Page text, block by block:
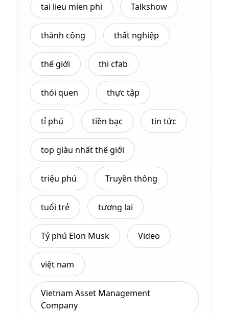
tai lieu mien phi Talkshow
thành công thất nghiệp
thế giới thi cfab
thói quen thực tập
tỉ phú tiền bạc tin tức
top giàu nhất thế giới
triệu phú Truyền thông
tuổi trẻ tương lai
Tỷ phú Elon Musk Video
việt nam
Vietnam Asset Management
Company